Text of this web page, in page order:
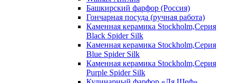
Башкирский фарфор (Россия)
Гончарная посуда (ручная работа)
Каменная керамика Stockholm,Серия
Black Spider Silk
Каменная керамика Stockholm,Серия
Blue Spider Silk
Каменная керамика Stockholm,Серия
Purple Spider Silk